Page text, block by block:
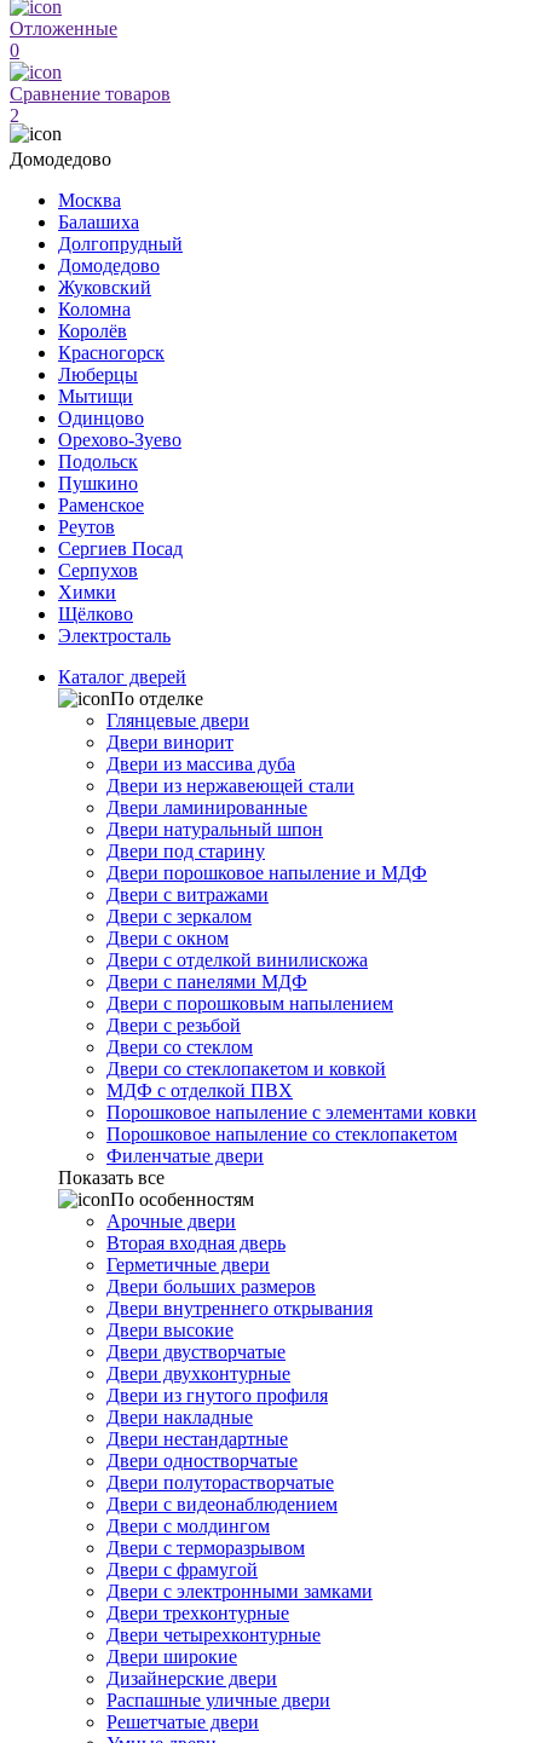
Отложенные
0
Сравнение товаров
2
Домодедово
Москва
Балашиха
Долгопрудный
Домодедово
Жуковский
Коломна
Королёв
Красногорск
Люберцы
Мытищи
Одинцово
Орехово-Зуево
Подольск
Пушкино
Раменское
Реутов
Сергиев Посад
Серпухов
Химки
Щёлково
Электросталь
Каталог дверей
По отделке
Глянцевые двери
Двери винорит
Двери из массива дуба
Двери из нержавеющей стали
Двери ламинированные
Двери натуральный шпон
Двери под старину
Двери порошковое напыление и МДФ
Двери с витражами
Двери с зеркалом
Двери с окном
Двери с отделкой винилискожа
Двери с панелями МДФ
Двери с порошковым напылением
Двери с резьбой
Двери со стеклом
Двери со стеклопакетом и ковкой
МДФ с отделкой ПВХ
Порошковое напыление с элементами ковки
Порошковое напыление со стеклопакетом
Филенчатые двери
Показать все
По особенностям
Арочные двери
Вторая входная дверь
Герметичные двери
Двери больших размеров
Двери внутреннего открывания
Двери высокие
Двери двустворчатые
Двери двухконтурные
Двери из гнутого профиля
Двери накладные
Двери нестандартные
Двери одностворчатые
Двери полуторастворчатые
Двери с видеонаблюдением
Двери с молдингом
Двери с терморазрывом
Двери с фрамугой
Двери с электронными замками
Двери трехконтурные
Двери четырехконтурные
Двери широкие
Дизайнерские двери
Распашные уличные двери
Решетчатые двери